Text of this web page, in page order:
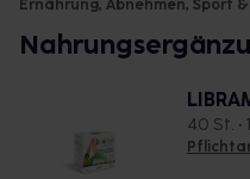
Ernährung, Abnehmen, Sport &
40 St. •